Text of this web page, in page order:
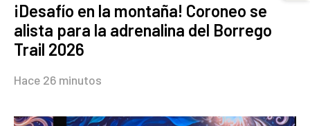
¡Desafío en la montaña! Coroneo se
alista para la adrenalina del Borrego
Trail 2026
Hace 26 minutos